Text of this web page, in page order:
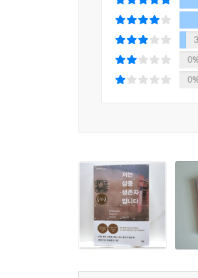
포기하지 않고 써내려
고통스러워도 계속 글
이름을 바꾸어가며 우
사건을 기점으로 ‘세상
그는 자신이 겪은 불행